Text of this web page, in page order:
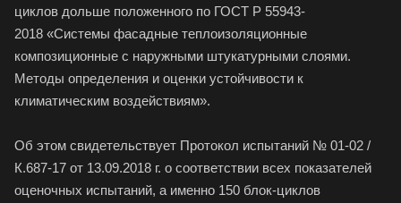
циклов дольше положенного по ГОСТ Р 55943-
2018 «Системы фасадные теплоизоляционные
композиционные с наружными штукатурными слоями.
Методы определения и оценки устойчивости к
климатическим воздействиям».
Об этом свидетельствует Протокол испытаний № 01-02 /
К.687-17 от 13.09.2018 г. о соответствии всех показателей
оценочных испытаний, а именно 150 блок-циклов